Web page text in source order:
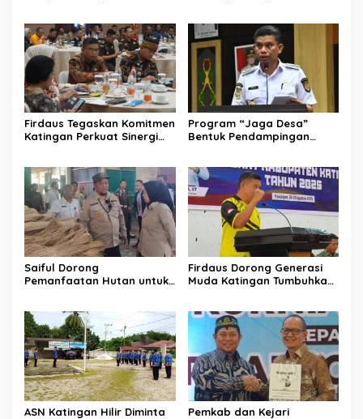
Firdaus Tegaskan Komitmen
Katingan Perkuat Sinergi
Program “Jaga Desa”
Bentuk Pendampingan
Saiful Dorong
Pemanfaatan Hutan untuk
Firdaus Dorong Generasi
Muda Katingan Tumbuhkan
ASN Katingan Hilir Diminta
Pemkab dan Kejari